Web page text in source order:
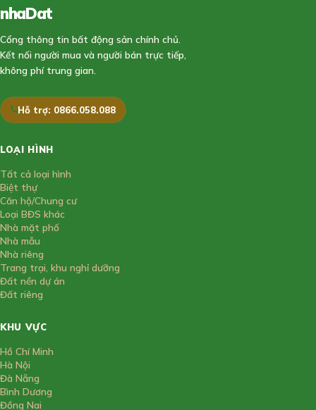
nhaDat
Cổng thông tin bất động sản chính chủ.
Kết nối người mua và người bán trực tiếp,
không phí trung gian.
Hỗ trợ: 0866.058.088
LOẠI HÌNH
Tất cả loại hình
Biệt thự
Căn hộ/Chung cư
Loại BĐS khác
Nhà mặt phố
Nhà mẫu
Nhà riêng
Trang trại, khu nghỉ dưỡng
Đất nền dự án
Đất riêng
KHU VỰC
Hồ Chí Minh
Hà Nội
Đà Nẵng
Bình Dương
Đồng Nai